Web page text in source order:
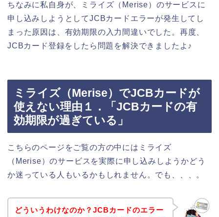
ちなみに私自身が、ミライズ（Merise）のサービスに
申し込みしようとしてJCBカードエラーが発生してし
まった原因は、有効期限の入力間違いでした。再度、
JCBカード登録をしたら問題を解決できましたよ♪
ミライズ（Merise）でJCBカードが
使えない理由１．「JCBカードの有
効期限が過ぎている」
こちらのページをご覧の方の中にはミライズ
（Merise）のサービスを実際に申し込みしようかどう
か迷っている人もいるかもしれません。でも、、、。
どういうわけなのか？JCBカードのエラー